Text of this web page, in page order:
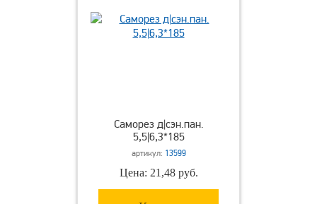
Саморез д|сэн.пан.
5,5|6,3*185
артикул: 13599
Цена: 21,48 руб.